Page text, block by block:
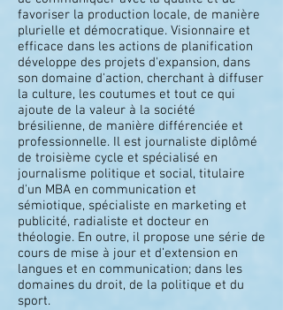
favoriser la production locale, de manière
plurielle et démocratique. Visionnaire et
efficace dans les actions de planification
développe des projets d'expansion, dans
son domaine d'action, cherchant à diffuser
la culture, les coutumes et tout ce qui
ajoute de la valeur à la société
brésilienne, de manière différenciée et
professionnelle. Il est journaliste diplômé
de troisième cycle et spécialisé en
journalisme politique et social, titulaire
d'un MBA en communication et
sémiotique, spécialiste en marketing et
publicité, radialiste et docteur en
théologie. En outre, il propose une série de
cours de mise à jour et d’extension en
langues et en communication; dans les
domaines du droit, de la politique et du
sport.